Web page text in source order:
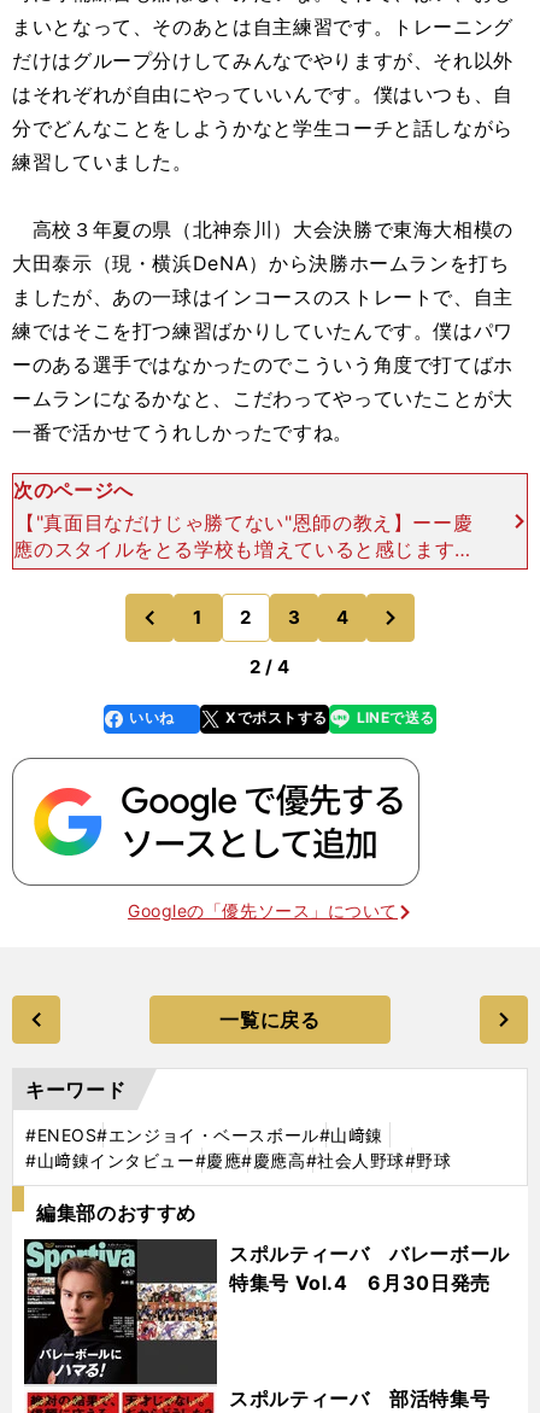
まいとなって、そのあとは自主練習です。トレーニング
だけはグループ分けしてみんなでやりますが、それ以外
はそれぞれが自由にやっていいんです。僕はいつも、自
分でどんなことをしようかなと学生コーチと話しながら
練習していました。
高校３年夏の県（北神奈川）大会決勝で東海大相模の
大田泰示（現・横浜DeNA）から決勝ホームランを打ち
ましたが、あの一球はインコースのストレートで、自主
練ではそこを打つ練習ばかりしていたんです。僕はパワ
ーのある選手ではなかったのでこういう角度で打てばホ
ームランになるかなと、こだわってやっていたことが大
一番で活かせてうれしかったですね。
次のページへ
【"真面目なだけじゃ勝てない"恩師の教え】ーー慶
應のスタイルをとる学校も増えていると感じます。
自主性はすごく大事で、とくに指導者の選手への
接し方が難しくなっている時代だからこそ、選手自
身がきちんと
前
のページへ
1 2 3 4
のページへ
2 / 4
faceboo
k
いいね Xでポストする
line LINEで送る
Googleの「優先ソース」について
一覧に戻る
キーワード
#ENEOS#エンジョイ・ベースボール#山﨑錬
#山﨑錬インタビュー#慶應#慶應高#社会人野球#野球
編集部のおすすめ
スポルティーバ バレーボール
特集号 Vol.4 6月30日発売
スポルティーバ 部活特集号